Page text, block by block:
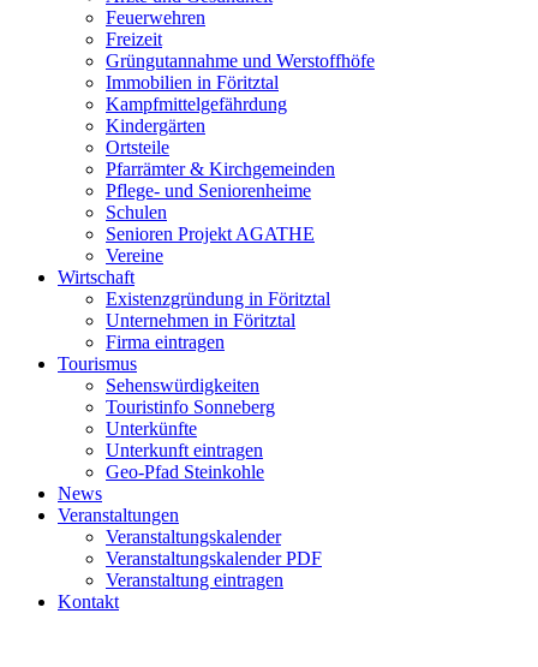
Feuerwehren
Freizeit
Grüngutannahme und Werstoffhöfe
Immobilien in Föritztal
Kampfmittelgefährdung
Kindergärten
Ortsteile
Pfarrämter & Kirchgemeinden
Pflege- und Seniorenheime
Schulen
Senioren Projekt AGATHE
Vereine
Wirtschaft
Existenzgründung in Föritztal
Unternehmen in Föritztal
Firma eintragen
Tourismus
Sehenswürdigkeiten
Touristinfo Sonneberg
Unterkünfte
Unterkunft eintragen
Geo-Pfad Steinkohle
News
Veranstaltungen
Veranstaltungskalender
Veranstaltungskalender PDF
Veranstaltung eintragen
Kontakt